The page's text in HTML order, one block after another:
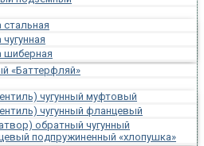
шиберная
«Баттерфляй»
чугунный муфтовый
чугунный фланцевый
обратный чугунный
подпружиненный «хлопушка»